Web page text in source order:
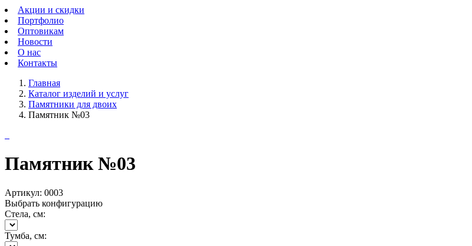
Акции и скидки
Портфолио
Оптовикам
Новости
О нас
Контакты
Главная
Каталог изделий и услуг
Памятники для двоих
Памятник №03
Памятник №03
Артикул: 0003
Выбрать конфигурацию
Стела, см:
Тумба, см: